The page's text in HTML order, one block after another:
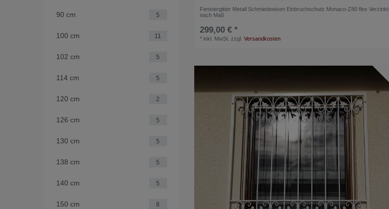
90 cm 5
100 cm 11
102 cm 5
114 cm 5
120 cm 2
126 cm 5
130 cm 5
138 cm 5
140 cm 5
150 cm 8
Fenstergitter Metall Schmiedeeisen Einbruchschutz Monaco-Z80 flex Verzinkt
nach Maß
299,00 € *
* inkl. MwSt. zzgl.Versandkosten